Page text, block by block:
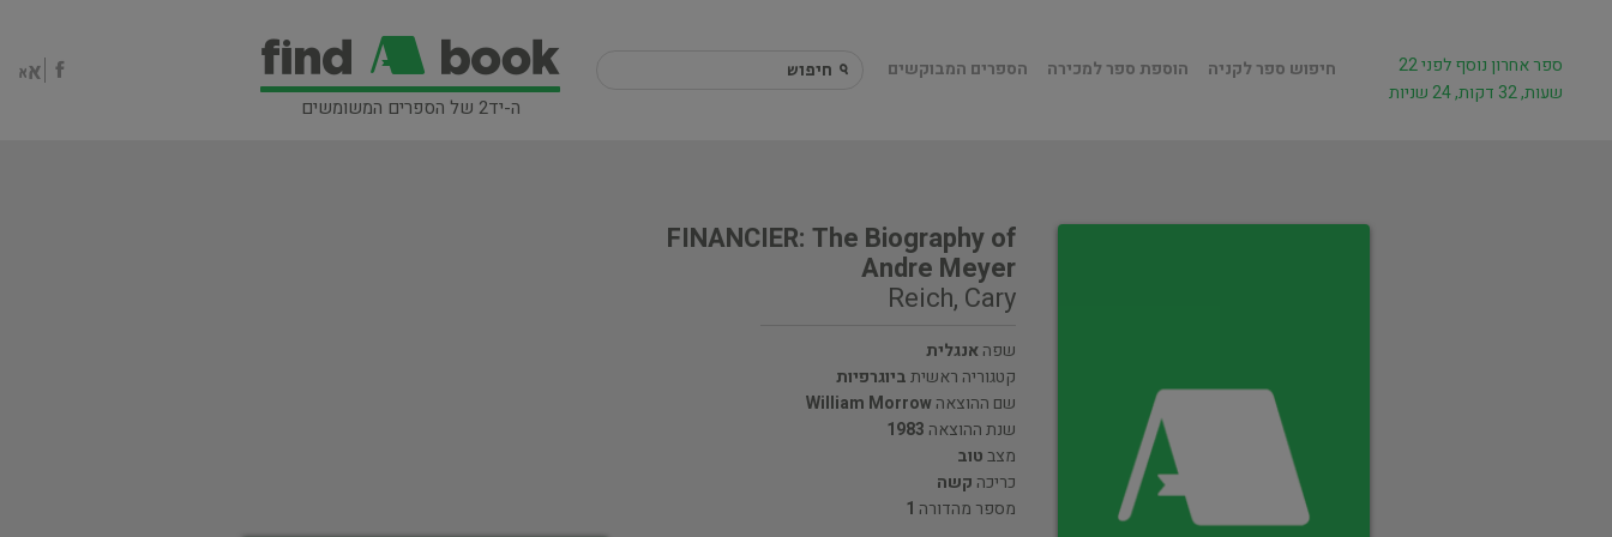
ה-יד2 של הספרים המשומשים
חיפוש ספר לקניה הוספת ספר למכירה הספרים המבוקשים
ספר אחרון נוסף לפני 22
שעות, 32 דקות, 24 שניות
FINANCIER: The Biography of
Andre Meyer
Reich, Cary
שפהאנגלית
קטגוריה ראשיתביוגרפיות
שם ההוצאהWilliam Morrow
שנת ההוצאה 1983
מצבטוב
כריכה קשה
מספר מהדורה 1